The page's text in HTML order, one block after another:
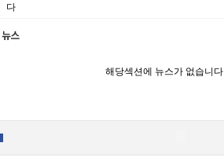
다
해당섹션에 뉴스가 없습니다